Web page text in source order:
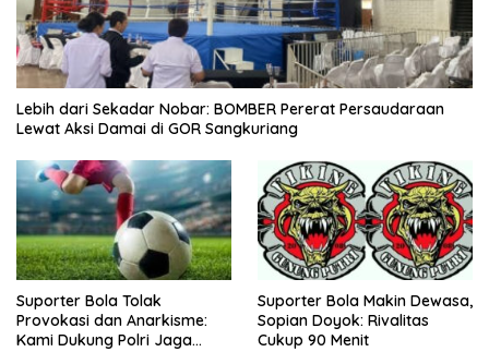
Lebih dari Sekadar Nobar: BOMBER Pererat Persaudaraan
Lewat Aksi Damai di GOR Sangkuriang
Suporter Bola Tolak
Provokasi dan Anarkisme:
Kami Dukung Polri Jaga
Suporter Bola Makin Dewasa,
Sopian Doyok: Rivalitas
Cukup 90 Menit